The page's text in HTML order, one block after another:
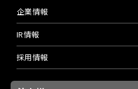
企業情報
IR情報
採用情報